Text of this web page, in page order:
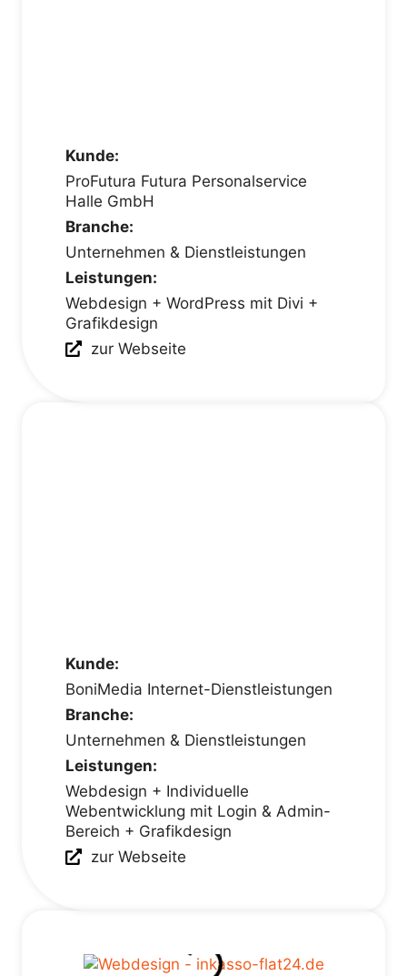
Kunde:
ProFutura Futura Personalservice
Halle GmbH
Branche:
Unternehmen & Dienstleistungen
Leistungen:
Webdesign + WordPress mit Divi +
Grafikdesign
zur Webseite
Kunde:
BoniMedia Internet-Dienstleistungen
Branche:
Unternehmen & Dienstleistungen
Leistungen:
Webdesign + Individuelle
Webentwicklung mit Login & Admin-
Bereich + Grafikdesign
zur Webseite